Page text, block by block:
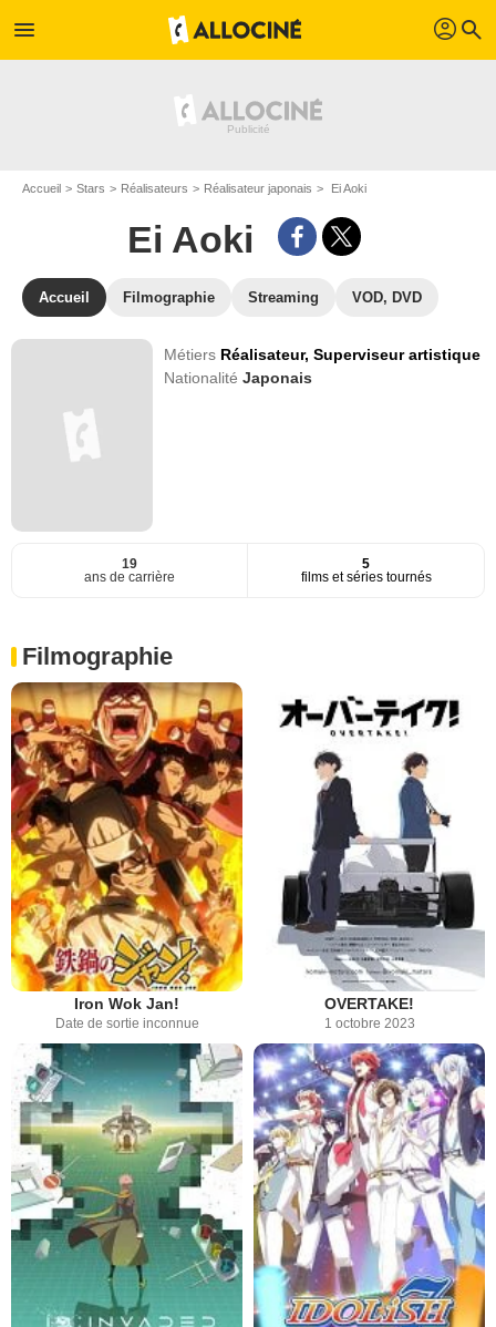
menu profil search
Accueil Stars Réalisateurs Réalisateur japonais Ei Aoki
Ei Aoki
Accueil Filmographie Streaming VOD, DVD
Métiers Réalisateur,Superviseur artistique
NationalitéJaponais
19
ans de carrière
5
films et séries tournés
Filmographie
Iron Wok Jan!
Date de sortie inconnue
OVERTAKE!
1 octobre 2023